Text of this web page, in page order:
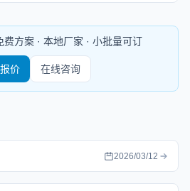
方案 · 本地厂家 · 小批量可订
价 在线咨询
2026/03/12